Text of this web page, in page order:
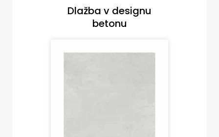
Dlažba v designu
betonu